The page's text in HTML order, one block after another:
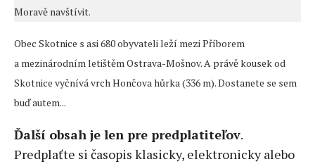
Moravě navštívit.
Obec Skotnice s asi 680 obyvateli leží mezi Příborem
a mezinárodním letištěm Ostrava-Mošnov. A právě kousek od
Skotnice vyčnívá vrch Hončova hůrka (336 m). Dostanete se sem
buď autem...
Ďalší obsah je len pre predplatiteľov.
Predplaťte si časopis klasicky, elektronicky alebo